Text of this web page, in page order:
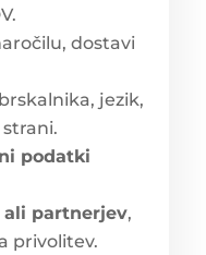
dostavi
jezik,
podatki
partnerjev,
privolitev.